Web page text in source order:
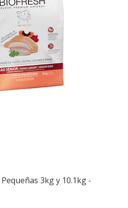
3kg y 10.1kg -